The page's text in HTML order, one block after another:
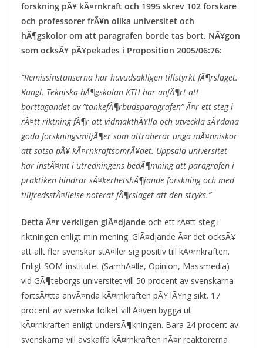
forskning pÃ¥ kÃ¤rnkraft och 1995 skrev 102 forskare
och professorer frÃ¥n olika universitet och
hÃ¶gskolor om att paragrafen borde tas bort. NÃ¥gon
som ocksÃ¥ pÃ¥pekades i Proposition 2005/06:76:
”Remissinstanserna har huvudsakligen tillstyrkt fÃ¶rslaget.
Kungl. Tekniska hÃ¶gskolan KTH har anfÃ¶rt att
borttagandet av ”tankefÃ¶rbudsparagrafen” Ã¤r ett steg i
rÃ¤tt riktning fÃ¶r att vidmakthÃ¥lla och utveckla sÃ¥dana
goda forskningsmiljÃ¶er som attraherar unga mÃ¤nniskor
att satsa pÃ¥ kÃ¤rnkraftsomrÃ¥det. Uppsala universitet
har instÃ¤mt i utredningens bedÃ¶mning att paragrafen i
praktiken hindrar sÃ¤kerhetshÃ¶jande forskning och med
tillfredsstÃ¤llelse noterat fÃ¶rslaget att den stryks.”
Detta Ã¤r verkligen glÃ¤djande och ett rÃ¤tt steg i
riktningen enligt min mening. GlÃ¤djande Ã¤r det ocksÃ¥
att allt fler svenskar stÃ¤ller sig positiv till kÃ¤rnkraften.
Enligt SOM-institutet (SamhÃ¤lle, Opinion, Massmedia)
vid GÃ¶teborgs universitet vill 50 procent av svenskarna
fortsÃ¤tta anvÃ¤nda kÃ¤rnkraften pÃ¥ lÃ¥ng sikt. 17
procent av svenska folket vill Ã¤ven bygga ut
kÃ¤rnkraften enligt undersÃ¶kningen. Bara 24 procent av
svenskarna vill avskaffa kÃ¤rnkraften nÃ¤r reaktorerna